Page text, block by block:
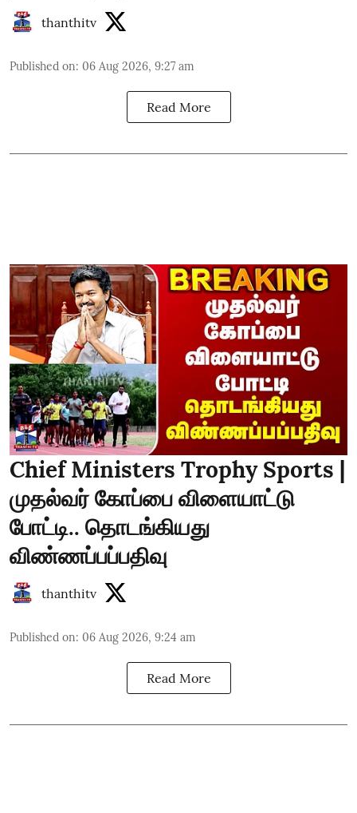
thanthitv
Published on: 06 Aug 2026, 9:27 am
Read More
Chief Ministers Trophy Sports |
முதல்வர் கோப்பை விளையாட்டு
போட்டி.. தொடங்கியது
விண்ணப்பப்பதிவு
thanthitv
Published on: 06 Aug 2026, 9:24 am
Read More